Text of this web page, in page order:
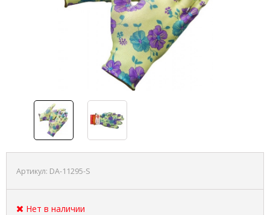
Артикул: DA-11295-S
Нет в наличии